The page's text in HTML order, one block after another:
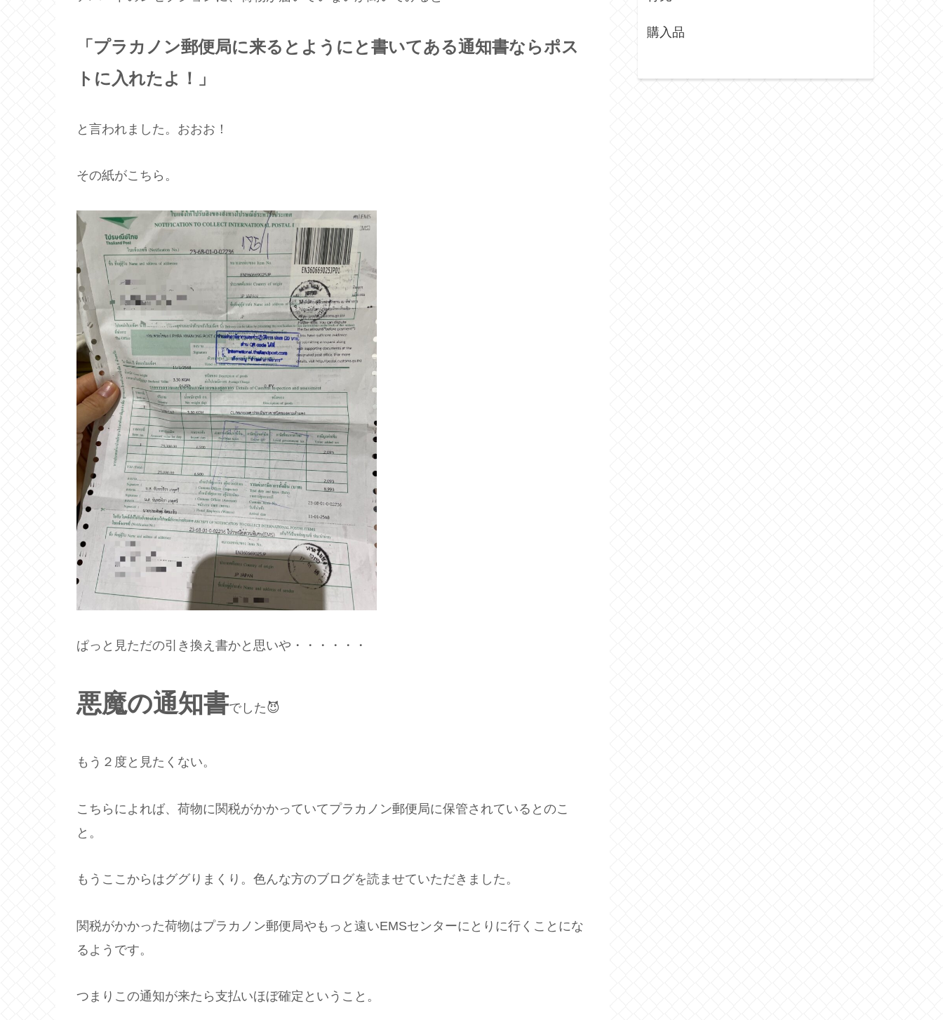
「プラカノン郵便局に来るとようにと書いてある通知書ならポス
トに入れたよ！」
と言われました。おおお！
その紙がこちら。
ぱっと見ただの引き換え書かと思いや・・・・・・
悪魔の通知書でした😈
もう２度と見たくない。
こちらによれば、荷物に関税がかかっていてプラカノン郵便局に保管されているとのこ
と。
もうここからはググりまくり。色んな方のブログを読ませていただきました。
関税がかかった荷物はプラカノン郵便局やもっと遠いEMSセンターにとりに行くことにな
るようです。
つまりこの通知が来たら支払いほぼ確定ということ。
購入品